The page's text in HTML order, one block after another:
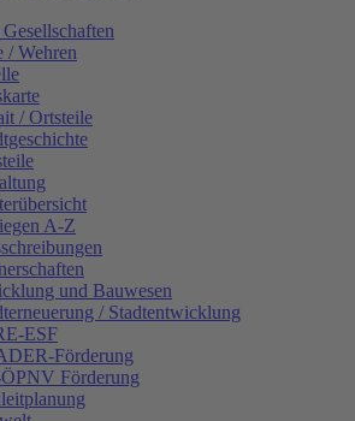
/ Wehren
/ Ortsteile
A-Z
und Bauwesen
/ Stadtentwicklung
ESF
Förderung
Förderung